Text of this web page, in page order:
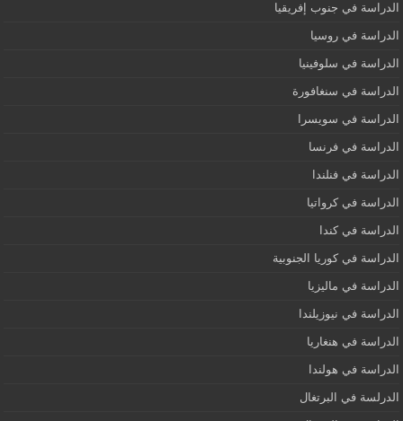
الدراسة في جنوب إفريقيا
الدراسة في روسيا
الدراسة في سلوفينيا
الدراسة في سنغافورة
الدراسة في سويسرا
الدراسة في فرنسا
الدراسة في فنلندا
الدراسة في كرواتيا
الدراسة في كندا
الدراسة في كوريا الجنوبية
الدراسة في ماليزيا
الدراسة في نيوزيلندا
الدراسة في هنغاريا
الدراسة في هولندا
الدرلسة في البرتغال